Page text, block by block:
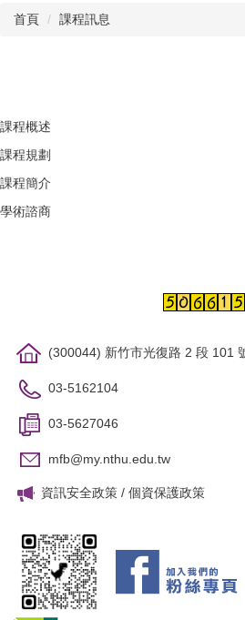
首頁 課程訊息
課程概述
課程規劃
課程簡介
學術諮商
(300044) 新竹市光復路 2 段 101
03-5162104
03-5627046
mfb@my.nthu.edu.tw
資訊安全政策 / 個資保護政策